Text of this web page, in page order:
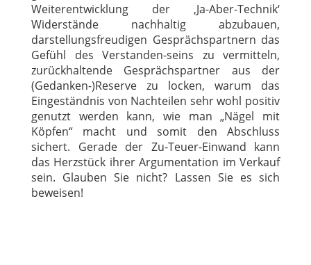
Weiterentwicklung der ‚Ja-Aber-Technik‘
Widerstände nachhaltig abzubauen,
darstellungsfreudigen Gesprächspartnern das
Gefühl des Verstanden-seins zu vermitteln,
zurückhaltende Gesprächspartner aus der
(Gedanken-)Reserve zu locken, warum das
Eingeständnis von Nachteilen sehr wohl positiv
genutzt werden kann, wie man „Nägel mit
Köpfen“ macht und somit den Abschluss
sichert. Gerade der Zu-Teuer-Einwand kann
das Herzstück ihrer Argumentation im Verkauf
sein. Glauben Sie nicht? Lassen Sie es sich
beweisen!